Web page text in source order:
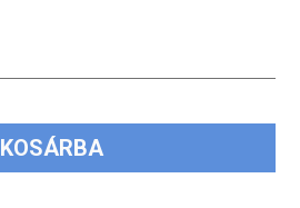
KOSÁRBA